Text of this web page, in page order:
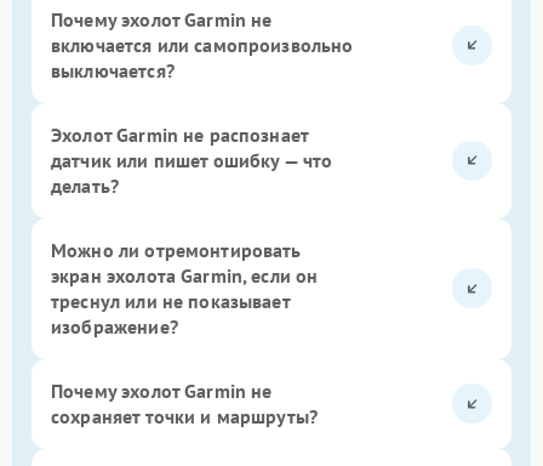
Почему эхолот Garmin не
включается или самопроизвольно
выключается?
Эхолот Garmin не распознает
датчик или пишет ошибку — что
делать?
Можно ли отремонтировать
экран эхолота Garmin, если он
треснул или не показывает
изображение?
Почему эхолот Garmin не
сохраняет точки и маршруты?